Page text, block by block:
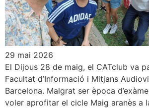
29 mai 2026
El Dijous 28 de maig, el CATclub va
Facultat d’Informació i Mitjans
Barcelona. Malgrat ser època
voler aprofitar el cicle Maig aranès a